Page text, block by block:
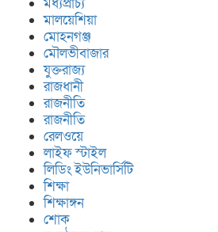
মালয়েশিয়া
মোহনগঞ্জ
মৌলভীবাজার
যুক্তরাজ্য
রাজধানী
রাজনীতি
রাজনীতি
রেলওয়ে
লাইফ স্টাইল
লিডিং ইউনিভার্সিটি
শিক্ষা
শিক্ষাঙ্গন
শোক